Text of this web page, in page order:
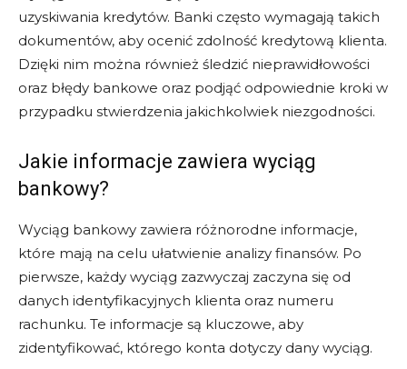
uzyskiwania kredytów. Banki często wymagają takich
dokumentów, aby ocenić zdolność kredytową klienta.
Dzięki nim można również śledzić nieprawidłowości
oraz błędy bankowe oraz podjąć odpowiednie kroki w
przypadku stwierdzenia jakichkolwiek niezgodności.
Jakie informacje zawiera wyciąg
bankowy?
Wyciąg bankowy zawiera różnorodne informacje,
które mają na celu ułatwienie analizy finansów. Po
pierwsze, każdy wyciąg zazwyczaj zaczyna się od
danych identyfikacyjnych klienta oraz numeru
rachunku. Te informacje są kluczowe, aby
zidentyfikować, którego konta dotyczy dany wyciąg.